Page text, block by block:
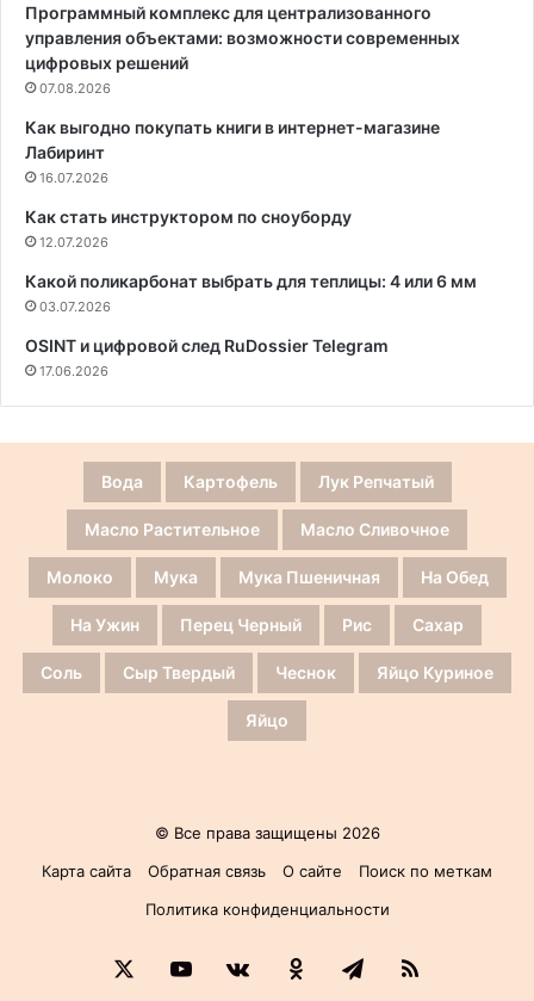
Программный комплекс для централизованного
управления объектами: возможности современных
цифровых решений
07.08.2026
Как выгодно покупать книги в интернет-магазине
Лабиринт
16.07.2026
Как стать инструктором по сноуборду
12.07.2026
Какой поликарбонат выбрать для теплицы: 4 или 6 мм
03.07.2026
OSINT и цифровой след RuDossier Telegram
17.06.2026
Вода Картофель Лук Репчатый
Масло Растительное Масло Сливочное
Молоко Мука Мука Пшеничная На Обед
На Ужин Перец Черный Рис Сахар
Соль Сыр Твердый Чеснок Яйцо Куриное
Яйцо
© Все права защищены 2026
Карта сайта
Обратная связь О сайте
Поиск по меткам
Политика конфиденциальности
YouTubevk.comОдноклассники
Telegram
RSS